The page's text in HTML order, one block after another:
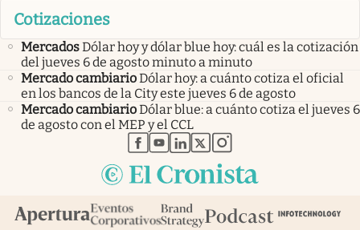
Cotizaciones
MercadosDólar hoy y dólar blue hoy: cuál es la cotización
del jueves 6 de agosto minuto a minuto
Mercado cambiarioDólar hoy: a cuánto cotiza el oficial
en los bancos de la City este jueves 6 de agosto
Mercado cambiarioDólar blue: a cuánto cotiza el jueves 6
de agosto con el MEP y el CCL
abre en nueva pestaña
abre en nueva pestaña
abre en nueva pestaña
abre en nueva pestaña
abre en nueva pestaña